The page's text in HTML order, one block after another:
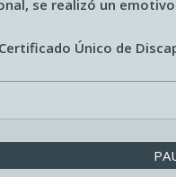
se realizó un
Único de